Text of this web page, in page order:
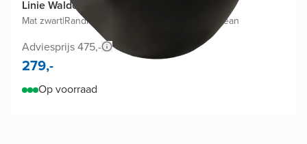
Linie Waldo hangtoilet
Mat zwart|Randloos Softclose wc-bril met easyclean
Adviesprijs 475,-
279,-
Op voorraad